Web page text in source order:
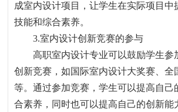
成室内设计项目，让学生在实际项目中
技能和综合素养。
3.室内设计创新竞赛的参与
高职室内设计专业可以鼓励学生参
创新竞赛，如国际室内设计大奖赛、全
等。通过参加竞赛，学生可以提高自己
合素养，同时也可以提高自己的创新能